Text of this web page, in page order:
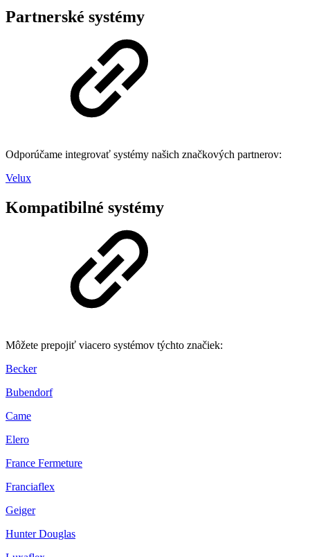
Partnerské systémy
Odporúčame integrovať systémy našich značkových partnerov:
Velux
Kompatibilné systémy
Môžete prepojiť viacero systémov týchto značiek:
Becker
Bubendorf
Came
Elero
France Fermeture
Franciaflex
Geiger
Hunter Douglas